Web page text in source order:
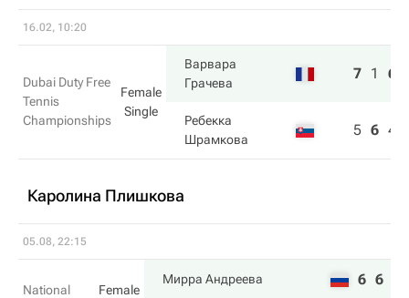
16.02, 10:20
Dubai Duty Free
Tennis
Championships
Female
Single
Варвара
Грачева
7 1 6
Ребекка
Шрамкова
5 6 4
Каролина Плишкова
05.08, 22:15
National
Female
Мирра Андреева 6 6